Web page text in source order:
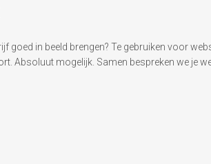
goed in beeld brengen? Te gebruiken voor
Absoluut mogelijk. Samen bespreken we je